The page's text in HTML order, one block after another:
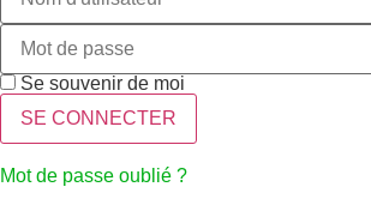
Se souvenir de moi
Mot de passe oublié ?